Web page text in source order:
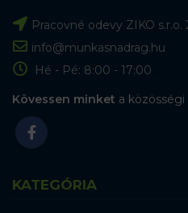
Pracovné odevy ZIKO
info@munkasnadrag.hu
Hé - Pé: 8:00 - 17:00
Kövessen minket a
KATEGÓRIA